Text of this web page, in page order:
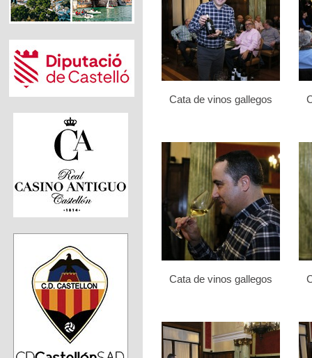
Cata de vinos gallegos
Cata de vinos gallegos